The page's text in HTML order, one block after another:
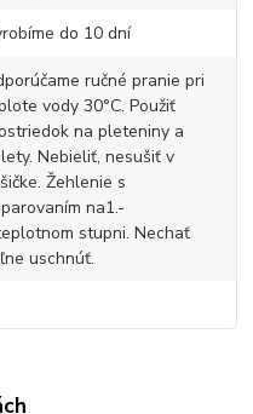
do 10 dní
ručné pranie pri
vody 30°C. Použiť
na pleteniny a
Nebieliť, nesušiť v
Žehlenie s
na1.-
stupni. Nechať
uschnúť.